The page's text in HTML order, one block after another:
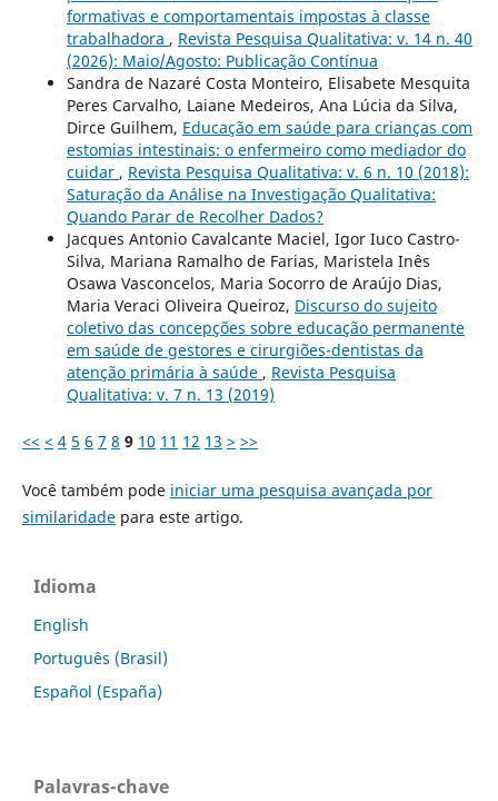
formativas e comportamentais impostas à classe
trabalhadora , Revista Pesquisa Qualitativa: v. 14 n. 40
(2026): Maio/Agosto: Publicação Contínua
Sandra de Nazaré Costa Monteiro, Elisabete Mesquita
Peres Carvalho, Laiane Medeiros, Ana Lúcia da Silva,
Dirce Guilhem, Educação em saúde para crianças com
estomias intestinais: o enfermeiro como mediador do
cuidar , Revista Pesquisa Qualitativa: v. 6 n. 10 (2018):
Saturação da Análise na Investigação Qualitativa:
Quando Parar de Recolher Dados?
Jacques Antonio Cavalcante Maciel, Igor Iuco Castro-
Silva, Mariana Ramalho de Farias, Maristela Inês
Osawa Vasconcelos, Maria Socorro de Araújo Dias,
Maria Veraci Oliveira Queiroz, Discurso do sujeito
coletivo das concepções sobre educação permanente
em saúde de gestores e cirurgiões-dentistas da
atenção primária à saúde , Revista Pesquisa
Qualitativa: v. 7 n. 13 (2019)
<< < 4 5 6 7 8 9 10 11 12 13 > >>
Você também pode iniciar uma pesquisa avançada por
similaridadepara este artigo.
Idioma
English
Português (Brasil)
Español (España)
Palavras-chave